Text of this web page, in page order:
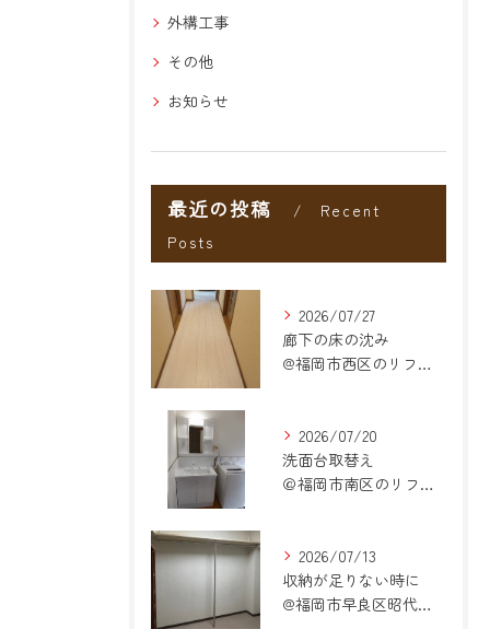
外構工事
その他
お知らせ
最近の投稿
Recent
Posts
2026/07/27
廊下の床の沈み
@福岡市西区のリフォーム
2026/07/20
洗面台取替え
＠福岡市南区のリフォーム
2026/07/13
収納が足りない時に
@福岡市早良区昭代のリフォーム